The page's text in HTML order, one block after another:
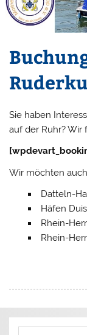
Sie haben
auf der Ruhr? Wir
Wir möchten
Datteln-
Häfen
Rhein-
Rhein-